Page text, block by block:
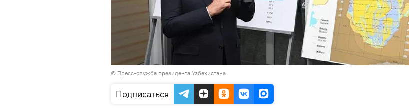
© Пресс-служба президента Узбекистана
Подписаться